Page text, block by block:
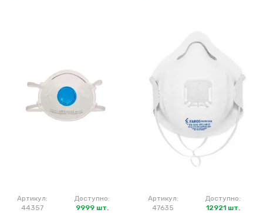
Артикул:
44357
Доступно:
9999 шт.
Артикул:
47635
Доступно:
12921 шт.